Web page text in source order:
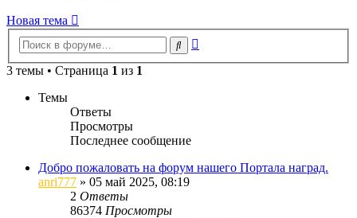
Новая тема
Поиск
3 темы • Страница 1 из 1
Темы
Ответы
Просмотры
Последнее сообщение
Добро пожаловать на форум нашего Портала наград.
anri777 » 05 май 2025, 08:19
2 Ответы
86374 Просмотры